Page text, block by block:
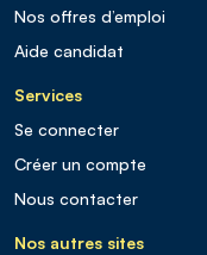
Nos offres d’emploi
Aide candidat
Services
Se connecter
Créer un compte
Nous contacter
Nos autres sites